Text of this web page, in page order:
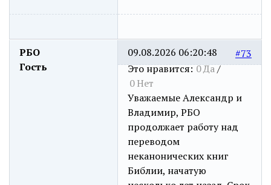
РБО
Гость
#73
Это нравится: 0Да/
0Нет
09.08.2026 06:20:48
Уважаемые Александр и
Владимир, РБО
продолжает работу над
переводом
неканонических книг
Библии, начатую